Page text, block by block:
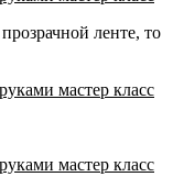
ленте, то